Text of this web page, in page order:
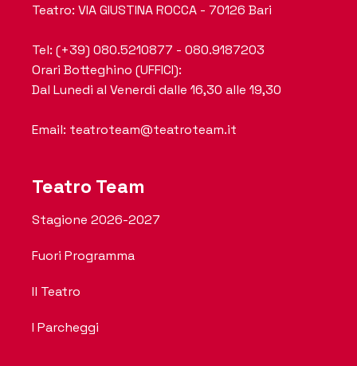
Teatro: VIA GIUSTINA ROCCA - 70126 Bari
Tel: (+39) 080.5210877 - 080.9187203
Orari Botteghino (UFFICI):
Dal Lunedi al Venerdi dalle 16,30 alle 19,30
Email: teatroteam@teatroteam.it
Teatro Team
Stagione 2026-2027
Fuori Programma
Il Teatro
I Parcheggi